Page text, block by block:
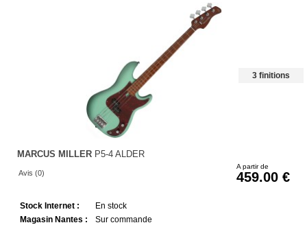
3 finitions
MARCUS MILLER P5-4 ALDER
Avis (0)
A partir de
459.00
Stock Internet :
En stock
Magasin Nantes :
Sur commande